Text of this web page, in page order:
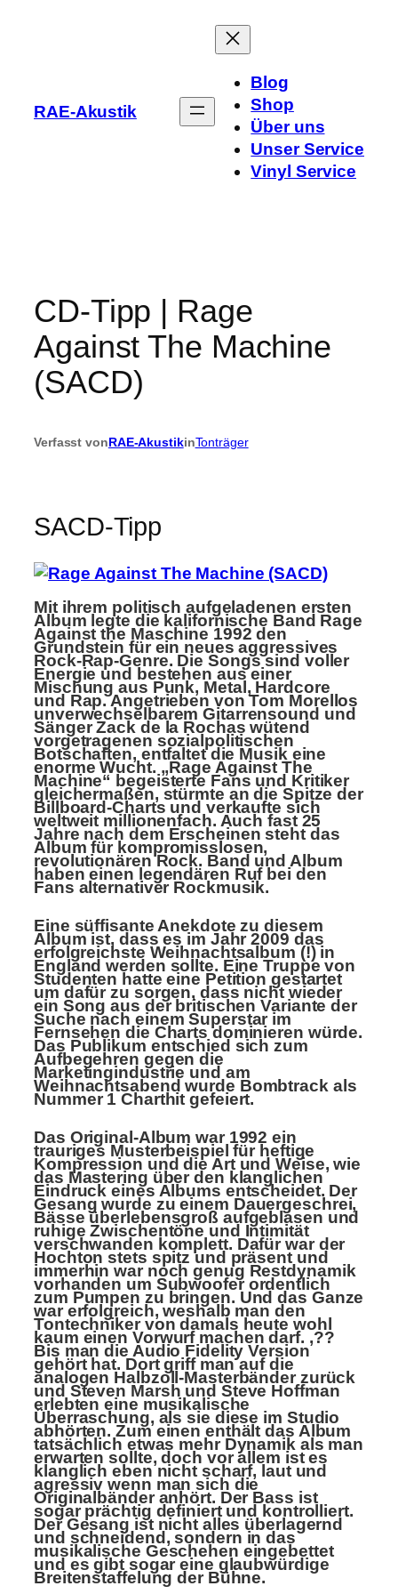
RAE-Akustik
Blog
Shop
Über uns
Unser Service
Vinyl Service
CD-Tipp | Rage
Against The Machine
(SACD)
Verfasst vonRAE-AkustikinTonträger
SACD-Tipp
Mit ihrem politisch aufgeladenen ersten
Album legte die kalifornische Band Rage
Against the Maschine 1992 den
Grundstein für ein neues aggressives
Rock-Rap-Genre. Die Songs sind voller
Energie und bestehen aus einer
Mischung aus Punk, Metal, Hardcore
und Rap. Angetrieben von Tom Morellos
unverwechselbarem Gitarrensound und
Sänger Zack de la Rochas wütend
vorgetragenen sozialpolitischen
Botschaften, entfaltet die Musik eine
enorme Wucht. „Rage Against The
Machine“ begeisterte Fans und Kritiker
gleichermaßen, stürmte an die Spitze der
Billboard-Charts und verkaufte sich
weltweit millionenfach. Auch fast 25
Jahre nach dem Erscheinen steht das
Album für kompromisslosen,
revolutionären Rock. Band und Album
haben einen legendären Ruf bei den
Fans alternativer Rockmusik.
Eine süffisante Anekdote zu diesem
Album ist, dass es im Jahr 2009 das
erfolgreichste Weihnachtsalbum (!) in
England werden sollte. Eine Truppe von
Studenten hatte eine Petition gestartet
um dafür zu sorgen, dass nicht wieder
ein Song aus der britischen Variante der
Suche nach einem Superstar im
Fernsehen die Charts dominieren würde.
Das Publikum entschied sich zum
Aufbegehren gegen die
Marketingindustrie und am
Weihnachtsabend wurde Bombtrack als
Nummer 1 Charthit gefeiert.
Das Original-Album war 1992 ein
trauriges Musterbeispiel für heftige
Kompression und die Art und Weise, wie
das Mastering über den klanglichen
Eindruck eines Albums entscheidet. Der
Gesang wurde zu einem Dauergeschrei,
Bässe überlebensgroß aufgeblasen und
ruhige Zwischentöne und Intimität
verschwanden komplett. Dafür war der
Hochton stets spitz und präsent und
immerhin war noch genug Restdynamik
vorhanden um Subwoofer ordentlich
zum Pumpen zu bringen. Und das Ganze
war erfolgreich, weshalb man den
Tontechniker von damals heute wohl
kaum einen Vorwurf machen darf. ‚??
Bis man die Audio Fidelity Version
gehört hat. Dort griff man auf die
analogen Halbzoll-Masterbänder zurück
und Steven Marsh und Steve Hoffman
erlebten eine musikalische
Überraschung, als sie diese im Studio
abhörten. Zum einen enthält das Album
tatsächlich etwas mehr Dynamik als man
erwarten sollte, doch vor allem ist es
klanglich eben nicht scharf, laut und
agressiv wenn man sich die
Originalbänder anhört. Der Bass ist
sogar prächtig definiert und kontrolliert.
Der Gesang ist nicht alles überlagernd
und schneidend, sondern in das
musikalische Geschehen eingebettet
und es gibt sogar eine glaubwürdige
Breitenstaffelung der Bühne.